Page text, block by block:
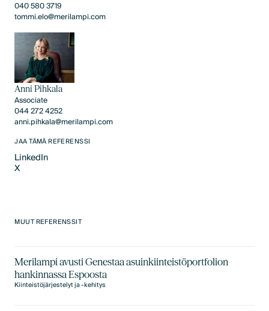
040 580 3719
tommi.elo@merilampi.com
Anni Pihkala
Associate
044 272 4252
anni.pihkala@merilampi.com
JAA TÄMÄ REFERENSSI
LinkedIn
LinkedIn
X
MUUT REFERENSSIT
Merilampi avusti Genestaa asuinkiinteistöportfolion
hankinnassa Espoosta
Kiinteistöjärjestelyt ja -kehitys